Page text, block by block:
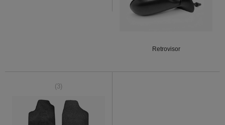
Retrovisor
(3)